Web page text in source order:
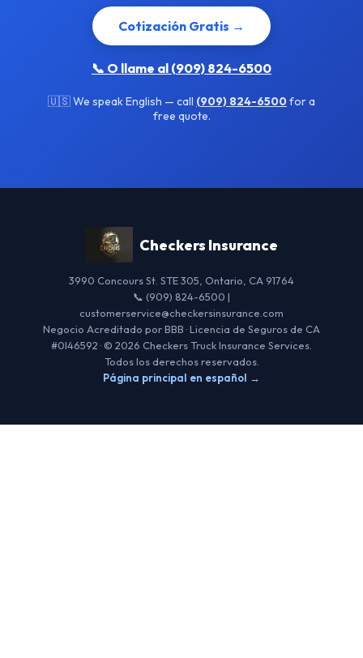
Cotización Gratis →
📞 O llame al (909) 824-6500
🇺🇸 We speak English — call (909) 824-6500for a
free quote.
Checkers Insurance
3990 Concours St. STE 305, Ontario, CA 91764
📞 (909) 824-6500 |
customerservice@checkersinsurance.com
Negocio Acreditado por BBB · Licencia de Seguros de CA
#0I46592 · © 2026 Checkers Truck Insurance Services.
Todos los derechos reservados.
Página principal en español →